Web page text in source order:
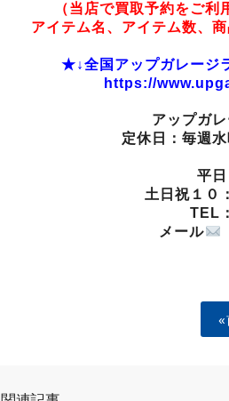
（当店で買取予約をご利
アイテム名、アイテム数、
★↓全国アップガレージ
https://
アップガ
定休日：毎週
平
土日祝１０
TEL
メール